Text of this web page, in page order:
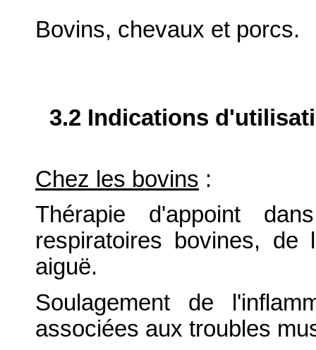
Bovins, chevaux et porcs.
3.2 Indications
Chez les bovins :
Thérapie d'appoint
respiratoires bovines, de
aiguë.
Soulagement de
associées aux troubles